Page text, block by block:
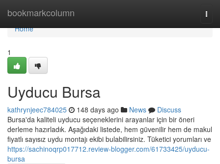
bookmarkcolumn
Home
Home
1
Uyducu Bursa
kathrynjeec784025 148 days ago News
Discuss
Bursa'da kaliteli uyducu seçeneklerini arayanlar için bir öneri
derleme hazırladık. Aşağıdaki listede, hem güvenilir hem de makul
fiyatlı sayısız uydu montajı ekibi bulabilirsiniz. Tüketici yorumları ve
https://sachinoqrp017712.review-blogger.com/61733425/uyducu-
bursa